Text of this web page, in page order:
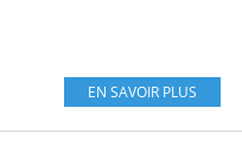
EN SAVOIR PLUS